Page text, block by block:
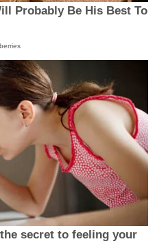
Probably Be His Best To
secret to feeling your